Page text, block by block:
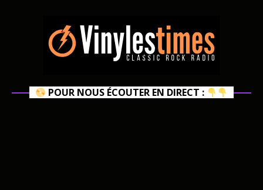
POUR NOUS ÉCOUTER EN DIRECT :